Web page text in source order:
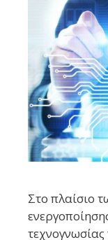
Στο πλαίσιο